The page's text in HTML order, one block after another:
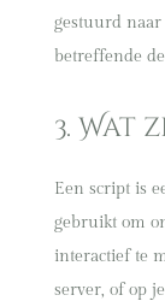
gestuurd naar
betreffende
3. Wat
Een script is
gebruikt om
interactief te
server, of op